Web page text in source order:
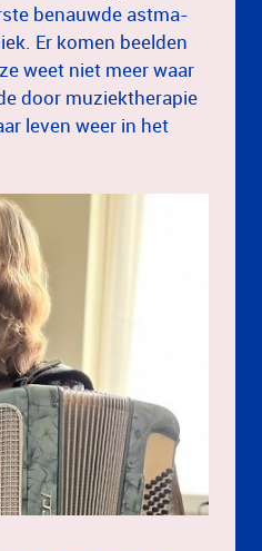
benauwde astma-
Er komen beelden
weet niet meer waar
door muziektherapie
leven weer in het